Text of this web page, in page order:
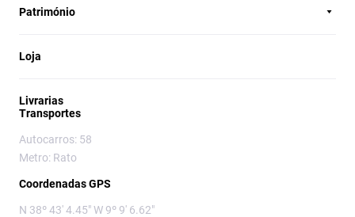
Património
Loja
Livrarias
Transportes
Autocarros: 58
Metro: Rato
Coordenadas GPS
N 38º 43' 4.45" W 9º 9' 6.62"